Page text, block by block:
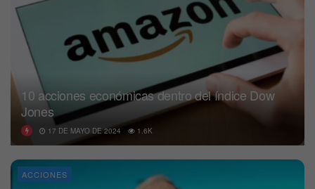
10 acciones económicas dentro del índice Dow
Jones
17 DE MAYO DE 2024 1.6K
ACCIONES